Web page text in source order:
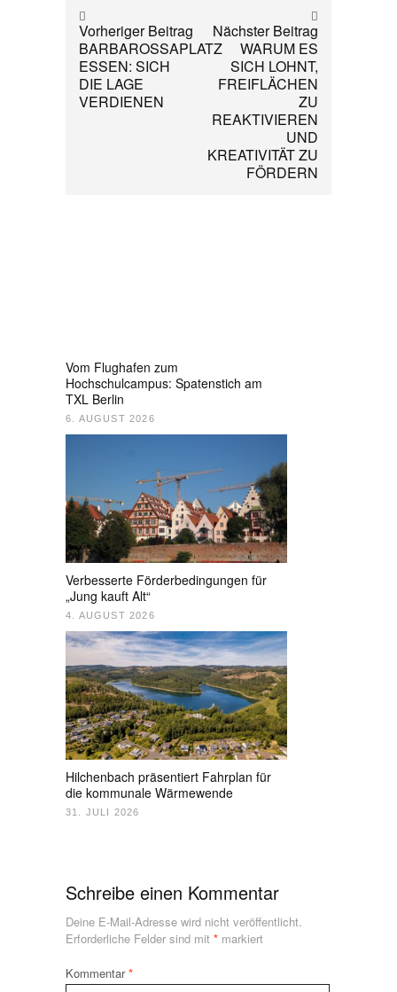
Vorheriger Beitrag
BARBAROSSAPLATZ
ESSEN: SICH
DIE LAGE
VERDIENEN
Nächster Beitrag
WARUM ES
SICH LOHNT,
FREIFLÄCHEN
ZU
REAKTIVIEREN
UND
KREATIVITÄT ZU
FÖRDERN
Vom Flughafen zum
Hochschulcampus: Spatenstich am
TXL Berlin
6. AUGUST 2026
Verbesserte Förderbedingungen für
„Jung kauft Alt“
4. AUGUST 2026
Hilchenbach präsentiert Fahrplan für
die kommunale Wärmewende
31. JULI 2026
Schreibe einen Kommentar
Deine E-Mail-Adresse wird nicht veröffentlicht.
Erforderliche Felder sind mit * markiert
Kommentar*